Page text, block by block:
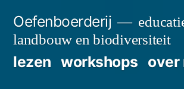
content
Oefenboerderij
landbouw en biodiversiteit
lezen workshops over